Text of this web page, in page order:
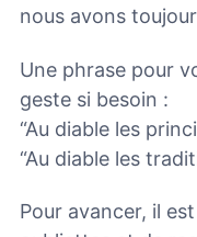
nous avons
Une phrase pour
geste si besoin :
“Au diable les
“Au diable les
Pour avancer, il